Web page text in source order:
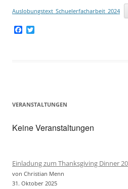
Auslobungstext_Schuelerfacharbeit_2024
VERANSTALTUNGEN
Keine Veranstaltungen
Einladung zum Thanksgiving Dinner
von Christian Menn
31. Oktober 2025